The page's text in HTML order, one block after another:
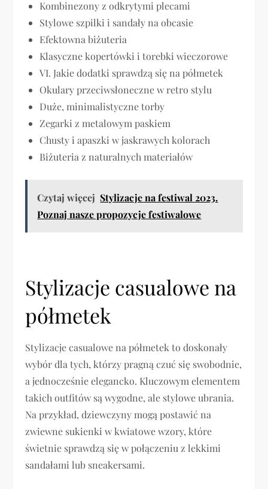
Kombinezony z odkrytymi plecami
Stylowe szpilki i sandały na obcasie
Efektowna biżuteria
Klasyczne kopertówki i torebki wieczorowe
VI. Jakie dodatki sprawdzą się na półmetek
Okulary przeciwsłoneczne w retro stylu
Duże, minimalistyczne torby
Zegarki z metalowym paskiem
Chusty i apaszki w jaskrawych kolorach
Biżuteria z naturalnych materiałów
Czytaj więcej Stylizacje na festiwal 2023.
Poznaj nasze propozycje festiwalowe
Stylizacje casualowe na
półmetek
Stylizacje casualowe na półmetek to doskonały
wybór dla tych, którzy pragną czuć się swobodnie,
a jednocześnie elegancko. Kluczowym elementem
takich outfitów są wygodne, ale stylowe ubrania.
Na przykład, dziewczyny mogą postawić na
zwiewne sukienki w kwiatowe wzory, które
świetnie sprawdzą się w połączeniu z lekkimi
sandałami lub sneakersami.